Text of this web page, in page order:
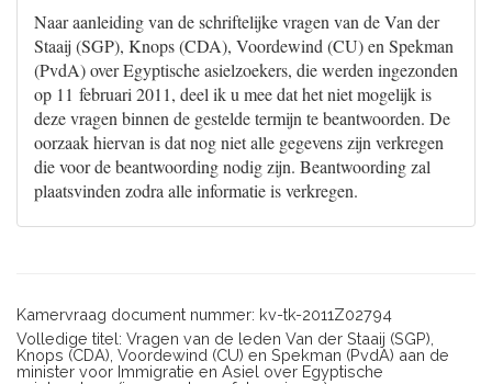
Naar aanleiding van de schriftelijke vragen van de Van der
Staaij (SGP), Knops (CDA), Voordewind (CU) en Spekman
(PvdA) over Egyptische asielzoekers, die werden ingezonden
op 11 februari 2011, deel ik u mee dat het niet mogelijk is
deze vragen binnen de gestelde termijn te beantwoorden. De
oorzaak hiervan is dat nog niet alle gegevens zijn verkregen
die voor de beantwoording nodig zijn. Beantwoording zal
plaatsvinden zodra alle informatie is verkregen.
Kamervraag document nummer: kv-tk-2011Z02794
Volledige titel: Vragen van de leden Van der Staaij (SGP),
Knops (CDA), Voordewind (CU) en Spekman (PvdA) aan de
minister voor Immigratie en Asiel over Egyptische